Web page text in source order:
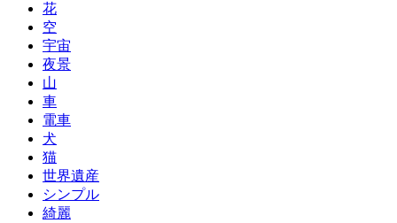
花
空
宇宙
夜景
山
車
電車
犬
猫
世界遺産
シンプル
綺麗